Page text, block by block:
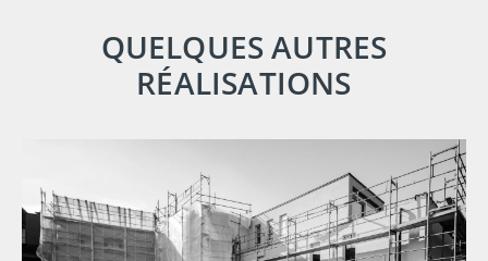
QUELQUES AUTRES
RÉALISATIONS